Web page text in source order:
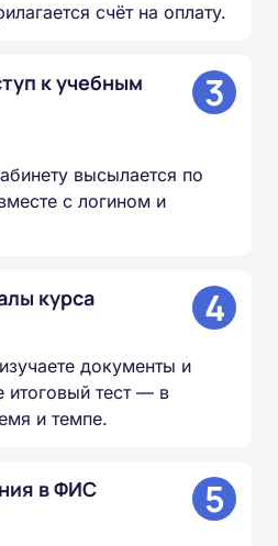
счёт на оплату.
к учебным
3
высылается по
с логином и
курса 4
документы и
итоговый тест — в
и темпе.
в ФИС
5